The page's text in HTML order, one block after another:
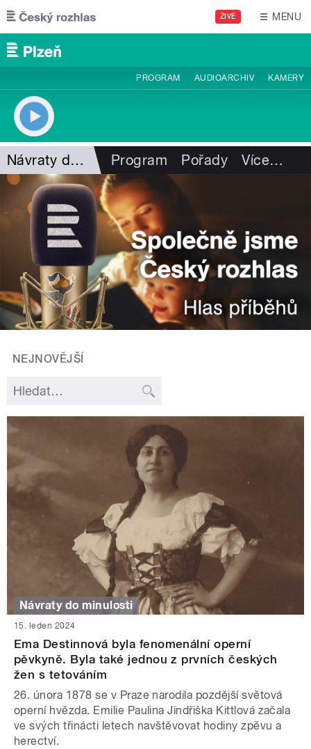
Přejít k hlavnímu obsahu
ŽIVĚ MENU
PROGRAM AUDIOARCHIV KAMERY
Návraty do minulosti Program Pořady Více…
NEJNOVĚJŠÍ
Návraty do minulosti
15. leden 2024
Ema Destinnová byla fenomenální operní
pěvkyně. Byla také jednou z prvních českých
žen s tetováním
26. února 1878 se v Praze narodila pozdější světová
operní hvězda. Emilie Paulina Jindřiška Kittlová začala
ve svých třinácti letech navštěvovat hodiny zpěvu a
herectví.